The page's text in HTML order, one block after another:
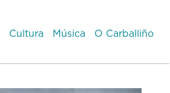
Cultura Música O Carballiño